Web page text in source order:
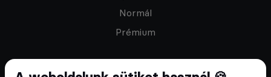
Normál
Prémium